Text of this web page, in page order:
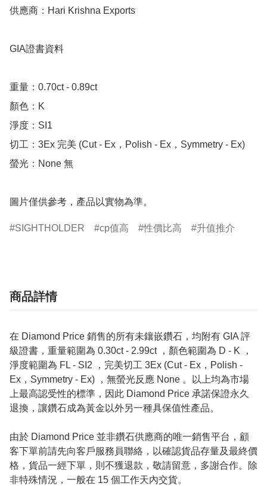
供應商：Hari Krishna Exports
GIA證書資料
重量：0.70ct - 0.89ct
顏色：K
淨度：SI1
切工：3Ex 完美 (Cut - Ex，Polish - Ex，Symmetry - Ex)
螢光：None 無
圖片僅供參考，產品以實物為準。
SIGHTHOLDER cp值高 性價比高 升值推介
商品詳情
在 Diamond Price 銷售的所有未鑲嵌鑽石，均附有 GIA 評
級證書，重量範圍為 0.30ct - 2.99ct ，顏色範圍為 D - K ，
淨度範圍為 FL - SI2 ，完美切工 3Ex (Cut - Ex，Polish -
Ex，Symmetry - Ex) ，無螢光反應 None 。以上均為市場
上最高認受性的標準，因此 Diamond Price 承諾保證永久
退換，讓鑽石成為黃金以外另一種具保值性產品。
由於 Diamond Price 並非鑽石供應商的唯一銷售平台，顧
客下單前請先向客戶服務員聯絡，以確認貨品存量及最終價
格，貨品一經下單，則不獲退款，敬請留意，多謝合作。除
非特殊情況，一般在 15 個工作天內交貨。